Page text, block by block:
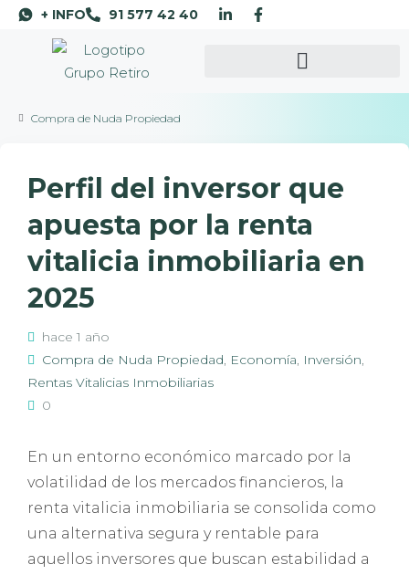
+ INFO 91 577 42 40
Compra de Nuda Propiedad
Perfil del inversor que
apuesta por la renta
vitalicia inmobiliaria en
2025
hace 1 año
Compra de Nuda Propiedad, Economía, Inversión,
Rentas Vitalicias Inmobiliarias
0
En un entorno económico marcado por la
volatilidad de los mercados financieros, la
renta vitalicia inmobiliaria se consolida como
una alternativa segura y rentable para
aquellos inversores que buscan estabilidad a